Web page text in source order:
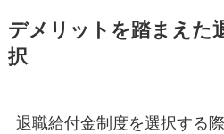
デメリットを踏まえた
択
退職給付金制度を選択する際